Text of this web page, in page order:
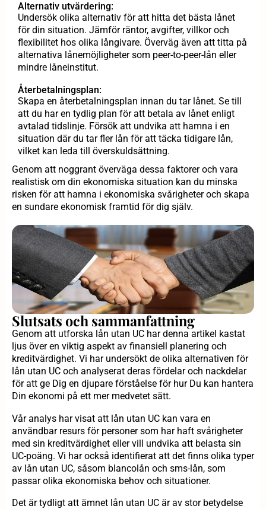
Alternativ utvärdering:
Undersök olika alternativ för att hitta det bästa lånet
för din situation. Jämför räntor, avgifter, villkor och
flexibilitet hos olika långivare. Överväg även att titta på
alternativa lånemöjligheter som peer-to-peer-lån eller
mindre låneinstitut.
Återbetalningsplan:
Skapa en återbetalningsplan innan du tar lånet. Se till
att du har en tydlig plan för att betala av lånet enligt
avtalad tidslinje. Försök att undvika att hamna i en
situation där du tar fler lån för att täcka tidigare lån,
vilket kan leda till överskuldsättning.
Genom att noggrant överväga dessa faktorer och vara
realistisk om din ekonomiska situation kan du minska
risken för att hamna i ekonomiska svårigheter och skapa
en sundare ekonomisk framtid för dig själv.
Slutsats och sammanfattning
Genom att utforska lån utan UC har denna artikel kastat
ljus över en viktig aspekt av finansiell planering och
kreditvärdighet. Vi har undersökt de olika alternativen för
lån utan UC och analyserat deras fördelar och nackdelar
för att ge Dig en djupare förståelse för hur Du kan hantera
Din ekonomi på ett mer medvetet sätt.
Vår analys har visat att lån utan UC kan vara en
användbar resurs för personer som har haft svårigheter
med sin kreditvärdighet eller vill undvika att belasta sin
UC-poäng. Vi har också identifierat att det finns olika typer
av lån utan UC, såsom blancolån och sms-lån, som
passar olika ekonomiska behov och situationer.
Det är tydligt att ämnet lån utan UC är av stor betydelse